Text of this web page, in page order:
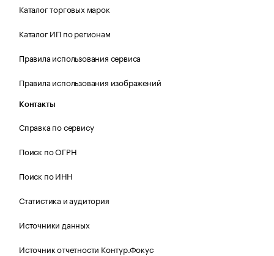
Каталог торговых марок
Каталог ИП по регионам
Правила использования сервиса
Правила использования изображений
Контакты
Справка по сервису
Поиск по ОГРН
Поиск по ИНН
Статистика и аудитория
Источники данных
Источник отчетности Контур.Фокус